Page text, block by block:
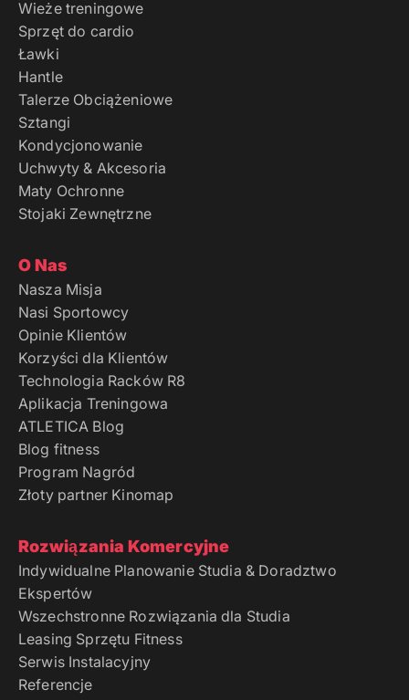
Wieże treningowe
Sprzęt do cardio
Ławki
Hantle
Talerze Obciążeniowe
Sztangi
Kondycjonowanie
Uchwyty & Akcesoria
Maty Ochronne
Stojaki Zewnętrzne
O Nas
Nasza Misja
Nasi Sportowcy
Opinie Klientów
Korzyści dla Klientów
Technologia Racków R8
Aplikacja Treningowa
ATLETICA Blog
Blog fitness
Program Nagród
Złoty partner Kinomap
Rozwiązania Komercyjne
Indywidualne Planowanie Studia & Doradztwo
Ekspertów
Wszechstronne Rozwiązania dla Studia
Leasing Sprzętu Fitness
Serwis Instalacyjny
Referencje